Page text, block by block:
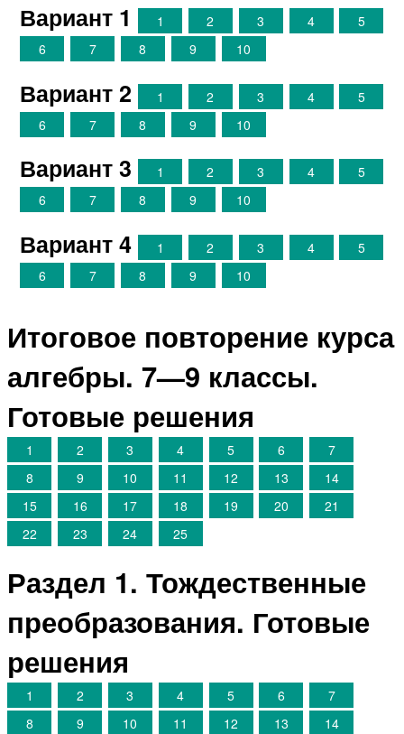
Вариант 1 1 2 3 4
5
6
7 8 9 10
Вариант 2 1 2 3 4
5
6
7 8 9 10
Вариант 3 1 2 3 4
5
6
7 8 9 10
Вариант 4 1 2 3 4
5
6
7 8 9 10
Итоговое повторение курса
алгебры. 7—9 классы.
Готовые решения
1 2 3 4 5 6
7
8
9 10 11 12 13
14
15
16 17 18 19 20
21
22
23 24 25
Раздел 1. Тождественные
преобразования. Готовые
решения
1 2 3 4 5 6
7
8
9 10 11 12 13 14